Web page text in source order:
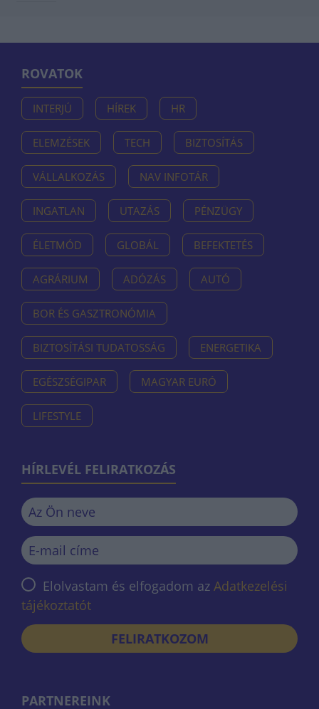
ROVATOK
INTERJÚ HÍREK HR
ELEMZÉSEK TECH BIZTOSÍTÁS
VÁLLALKOZÁS NAV INFOTÁR
INGATLAN UTAZÁS PÉNZÜGY
ÉLETMÓD GLOBÁL BEFEKTETÉS
AGRÁRIUM ADÓZÁS AUTÓ
BOR ÉS GASZTRONÓMIA
BIZTOSÍTÁSI TUDATOSSÁG ENERGETIKA
EGÉSZSÉGIPAR MAGYAR EURÓ
LIFESTYLE
HÍRLEVÉL FELIRATKOZÁS
Elolvastam és elfogadom az Adatkezelési
tájékoztatót
FELIRATKOZOM
PARTNEREINK